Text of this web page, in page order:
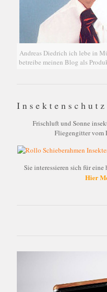
Andreas Diedrich ich lebe in
betreibe meinen Blog als
Frischluft und Sonne
Fliegengitter vom
Sie interessieren sich für
Hier